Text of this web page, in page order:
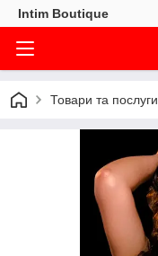
Intim Boutique
Товари та послуги